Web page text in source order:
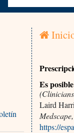
Es
Laird
Medscape,
https://